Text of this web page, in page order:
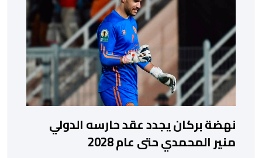
نهضة بركان يجدد عقد حارسه الدولي
منير المحمدي حتى عام 2028